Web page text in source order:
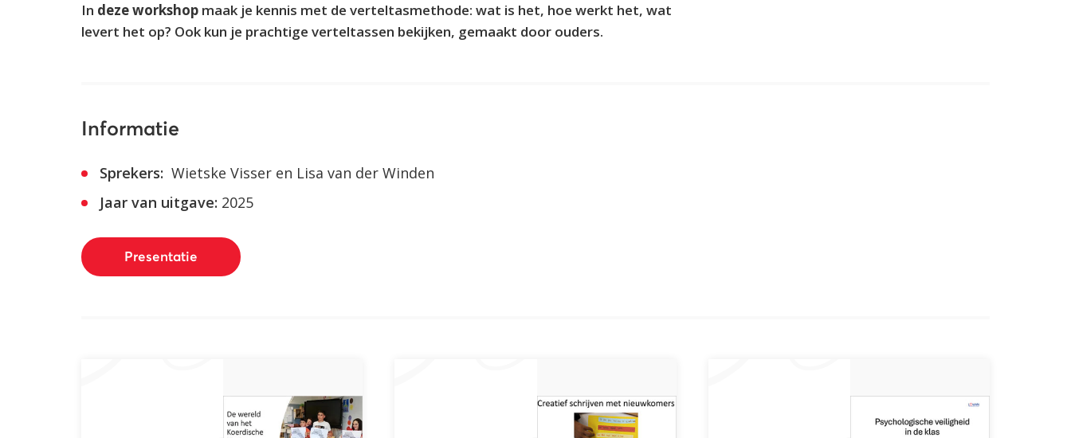
In deze workshop maak je kennis met de verteltasmethode: wat is het, hoe werkt het, wat
levert het op? Ook kun je prachtige verteltassen bekijken, gemaakt door ouders.
Informatie
Sprekers: Wietske Visser en Lisa van der Winden
Jaar van uitgave: 2025
Presentatie